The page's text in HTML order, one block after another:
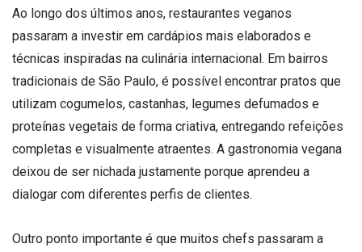
Ao longo dos últimos anos, restaurantes veganos
passaram a investir em cardápios mais elaborados e
técnicas inspiradas na culinária internacional. Em bairros
tradicionais de São Paulo, é possível encontrar pratos que
utilizam cogumelos, castanhas, legumes defumados e
proteínas vegetais de forma criativa, entregando refeições
completas e visualmente atraentes. A gastronomia vegana
deixou de ser nichada justamente porque aprendeu a
dialogar com diferentes perfis de clientes.
Outro ponto importante é que muitos chefs passaram a